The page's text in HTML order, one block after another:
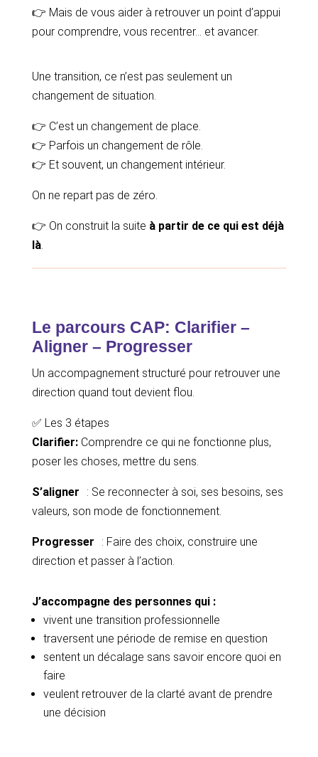
👉 Mais de vous aider à retrouver un point d’appui
pour comprendre, vous recentrer… et avancer.
Une transition, ce n’est pas seulement un
changement de situation.
👉 C’est un changement de place.
👉 Parfois un changement de rôle.
👉 Et souvent, un changement intérieur.
On ne repart pas de zéro.
👉 On construit la suite à partir de ce qui est déjà
là.
Le parcours CAP: Clarifier –
Aligner – Progresser
Un accompagnement structuré pour retrouver une
direction quand tout devient flou.
✅ Les 3 étapes
Clarifier:Comprendre ce qui ne fonctionne plus,
poser les choses, mettre du sens.
S’aligner : Se reconnecter à soi, ses besoins, ses
valeurs, son mode de fonctionnement.
Progresser : Faire des choix, construire une
direction et passer à l’action.
J’accompagne des personnes qui :
vivent une transition professionnelle
traversent une période de remise en question
sentent un décalage sans savoir encore quoi en
faire
veulent retrouver de la clarté avant de prendre
une décision